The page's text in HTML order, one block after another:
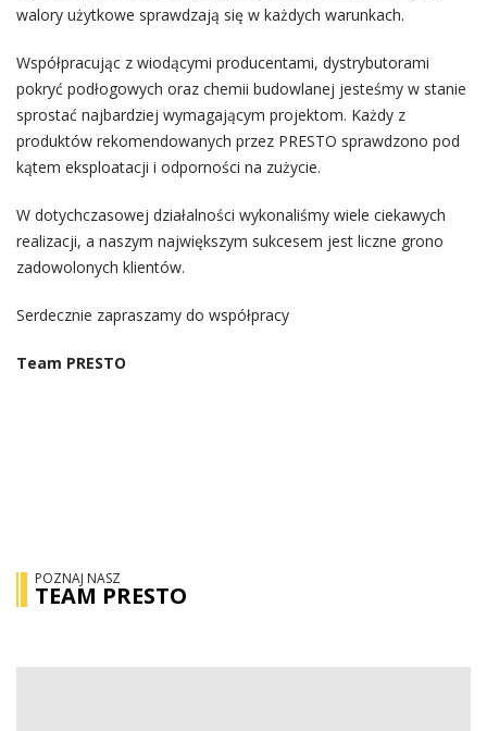
walory użytkowe sprawdzają się w każdych warunkach.
Współpracując z wiodącymi producentami, dystrybutorami
pokryć podłogowych oraz chemii budowlanej jesteśmy w stanie
sprostać najbardziej wymagającym projektom. Każdy z
produktów rekomendowanych przez PRESTO sprawdzono pod
kątem eksploatacji i odporności na zużycie.
W dotychczasowej działalności wykonaliśmy wiele ciekawych
realizacji, a naszym największym sukcesem jest liczne grono
zadowolonych klientów.
Serdecznie zapraszamy do współpracy
Team PRESTO
POZNAJ NASZ
TEAM PRESTO